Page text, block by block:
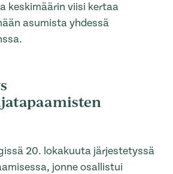
keskimäärin viisi kertaa
asumista yhdessä
20. lokakuuta järjestetyssä
jonne osallistui